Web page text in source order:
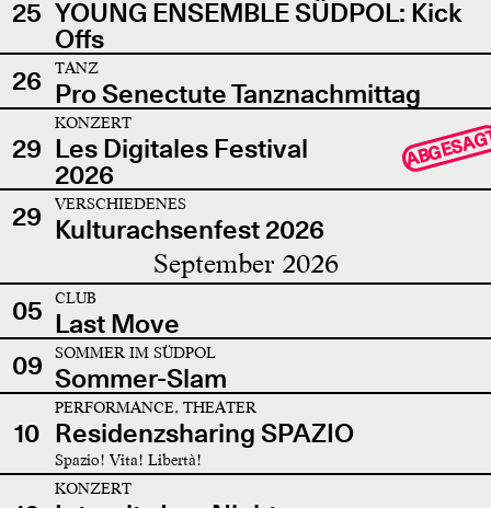
25 YOUNG ENSEMBLE SÜDPOL: Kick
Offs
26
TANZ
Pro Senectute Tanznachmittag
29
KONZERT
Les Digitales Festival
2026
29 VERSCHIEDENES
Kulturachsenfest 2026
September 2026
05 CLUB
Last Move
09
SOMMER IM SÜDPOL
Sommer-Slam
10
PERFORMANCE, THEATER
Residenzsharing SPAZIO
Spazio! Vita! Libertà!
KONZERT